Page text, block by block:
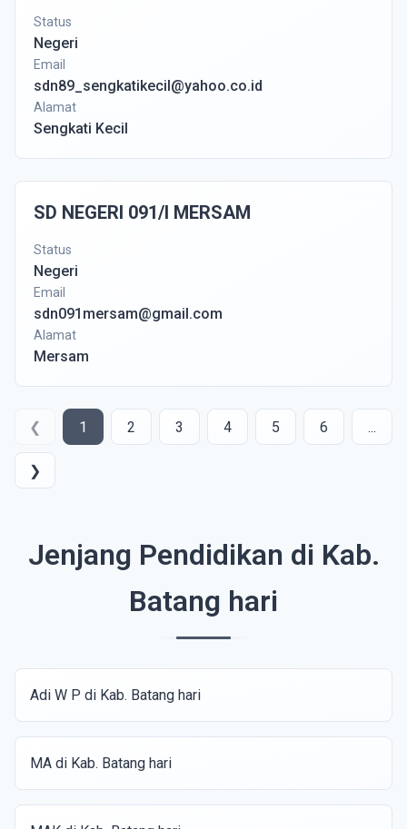
Status
Negeri
Email
sdn89_sengkatikecil@yahoo.co.id
Alamat
Sengkati Kecil
SD NEGERI 091/I MERSAM
Status
Negeri
Email
sdn091mersam@gmail.com
Alamat
Mersam
❮ 1 2 3 4 5 6 ...
❯
Jenjang Pendidikan di Kab.
Batang hari
Adi W P di Kab. Batang hari
MA di Kab. Batang hari